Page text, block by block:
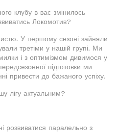
клубу в вас змінилось
Локомотив?
У першому сезоні зайняли
третіми у нашій групі. Ми
і з оптимізмом дивимося у
підготовки ми
привести до бажаного успіху.
лігу актуальним?
розвиватися паралельно з